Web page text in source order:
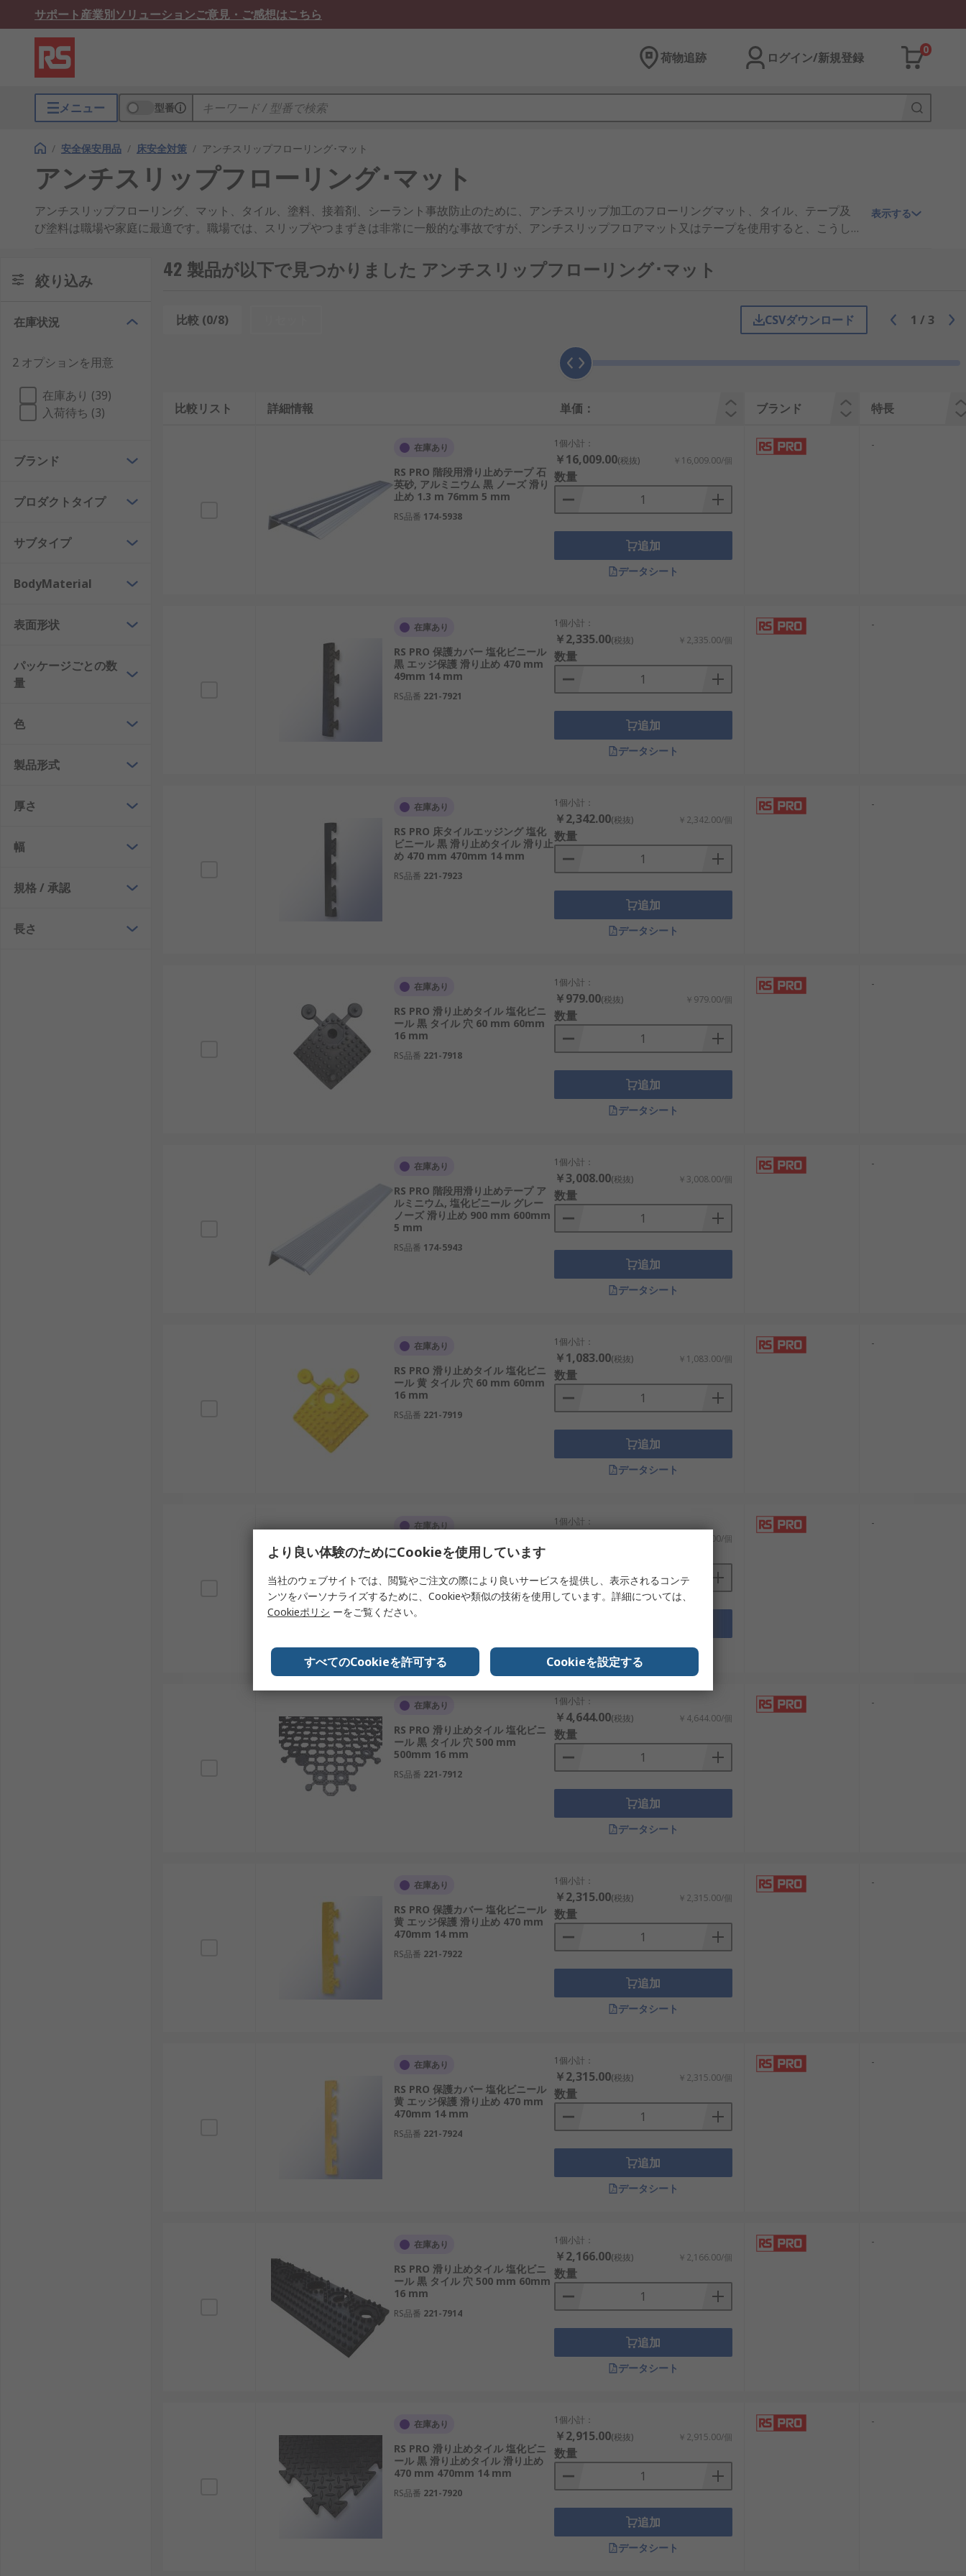
サポート産業別ソリューションご意見・ご感想はこちら
荷物追跡 ログイン/新規登録
0
メニュー 型番
/ 安全保安用品 / 床安全対策 / アンチスリップフローリング･マット
アンチスリップフローリング･マット
アンチスリップフローリング、マット、タイル、塗料、接着剤、シーラント事故防止のために、アンチスリップ加工のフローリングマット、タイル、テープ及
び塗料は職場や家庭に最適です。職場では、スリップやつまずきは非常に一般的な事故ですが、アンチスリップフロアマット又はテープを使用すると、こうし
る形態があり、家庭、商業環境、産業環境のいずれにも適しています。アンチスリップマットは1枚もののマットとして、又は新しいカーペットを買うときのよ
うにロール状で製造されます。1枚もののアンチスリップマットは必要に応じて配置でき、さまざまな色やサイズを取り揃えています。ロールで提供された場合
グタイルではありません。通常、タイルは産業環境の特定のフローリング要件に合わせて使用されます。タイルは傾斜路、階段、通路、車及びボートで使用さ
れます。タイルにはジョイント式も用意され、ジグソーパズルのようにはめ合わせて所定の場所に固定します。 滑り止めテープは通常、接着式ですが、安全性
を強化するためにシーラントや接着剤を使用することもできます。フロアテープは、高視認性の危険警告から目の粗いものまで、さまざまなサイズとタイプが
あります。フロアテープは、コンクリート、セラミックス、石、木材、金属など多くのタイプの表面で使用することができます。滑り止めテープはさまざまな
幅のロールで購入して必要なサイズにカットでき、その用途は無限です。テープは、ステップの踏み板、交通量の多い通路、廊下、工場及び製造環境で、足元
の安全性強化に使用します。フロアテープは安全衛生や安全な足場が重要な場所で必要です。 滑り止め塗料とシーラントを使用すると、安全で簡単にフロアカ
バーの問題が解決するうえ、耐久性も高く、簡単に塗布できます。ニーズに合わせてさまざまな色が利用でき、食品加工や病院などの多くの用途に適し、摩耗
や耐化学薬品に対応する優れた耐性が得られます。滑り止め塗料とシーラントは、人の出入りが多い場所に最適で、ローラー、こて、スプレー装置を使用して
塗布できます。滑り止め塗料とシーラントは、多目的なフロアカバー材です。
表示する
絞り込み
在庫状況
2 オプションを用意
在庫あり (39)
入荷待ち (3)
ブランド
プロダクトタイプ
サブタイプ
BodyMaterial
表面形状
パッケージごとの数
量
色
製品形式
厚さ
幅
規格 / 承認
長さ
42 製品が以下で見つかりました アンチスリップフローリング･マット
比較 (0/8) CSVダウンロード 1 / 3
比較リスト 詳細情報 単価： ブランド 特長
在庫あり
RS PRO 階段用滑り止めテープ 石
英砂, アルミニウム 黒 ノーズ 滑り
止め 1.3 m 76mm 5 mm
RS品番 174-5938
1個小計：
￥16,009.00(税抜) ￥16,009.00/個
数量
追加
データシート
-
在庫あり
RS PRO 保護カバー 塩化ビニール
黒 エッジ保護 滑り止め 470 mm
49mm 14 mm
RS品番 221-7921
1個小計：
￥2,335.00(税抜) ￥2,335.00/個
数量
追加
データシート
-
在庫あり
RS PRO 床タイルエッジング 塩化
ビニール 黒 滑り止めタイル 滑り止
め 470 mm 470mm 14 mm
RS品番 221-7923
1個小計：
￥2,342.00(税抜) ￥2,342.00/個
数量
追加
データシート
-
在庫あり
RS PRO 滑り止めタイル 塩化ビニ
ール 黒 タイル 穴 60 mm 60mm
16 mm
RS品番 221-7918
1個小計：
￥979.00(税抜) ￥979.00/個
数量
追加
データシート
-
在庫あり
RS PRO 階段用滑り止めテープ ア
ルミニウム, 塩化ビニール グレー
ノーズ 滑り止め 900 mm 600mm
5 mm
RS品番 174-5943
1個小計：
￥3,008.00(税抜) ￥3,008.00/個
数量
追加
データシート
-
在庫あり
RS PRO 滑り止めタイル 塩化ビニ
ール 黄 タイル 穴 60 mm 60mm
16 mm
RS品番 221-7919
1個小計：
￥1,083.00(税抜) ￥1,083.00/個
数量
追加
データシート
-
在庫あり
RS PRO 滑り止めタイル 塩化ビニ
ール 黒 タイル 穴 500 mm 60mm
16 mm
RS品番 221-7916
1個小計：
￥1,966.00/個
データシート
-
在庫あり
RS PRO 滑り止めタイル 塩化ビニ
ール 黒 タイル 穴 500 mm
500mm 16 mm
RS品番 221-7912
1個小計：
￥4,644.00(税抜) ￥4,644.00/個
数量
追加
データシート
-
在庫あり
RS PRO 保護カバー 塩化ビニール
黄 エッジ保護 滑り止め 470 mm
470mm 14 mm
RS品番 221-7922
1個小計：
￥2,315.00(税抜) ￥2,315.00/個
数量
追加
データシート
-
在庫あり
RS PRO 保護カバー 塩化ビニール
黄 エッジ保護 滑り止め 470 mm
470mm 14 mm
RS品番 221-7924
1個小計：
￥2,315.00(税抜) ￥2,315.00/個
数量
追加
データシート
-
在庫あり
RS PRO 滑り止めタイル 塩化ビニ
ール 黒 タイル 穴 500 mm 60mm
16 mm
RS品番 221-7914
1個小計：
￥2,166.00(税抜) ￥2,166.00/個
数量
追加
データシート
-
在庫あり
RS PRO 滑り止めタイル 塩化ビニ
ール 黒 滑り止めタイル 滑り止め
470 mm 470mm 14 mm
RS品番 221-7920
1個小計：
￥2,915.00(税抜) ￥2,915.00/個
数量
追加
データシート
-
より良い体験のためにCookieを使用しています
当社のウェブサイトでは、閲覧やご注文の際により良いサービスを提供し、表示されるコンテ
ンツをパーソナライズするために、Cookieや類似の技術を使用しています。詳細については、
Cookieポリシ ーをご覧ください。
すべてのCookieを許可する Cookieを設定する